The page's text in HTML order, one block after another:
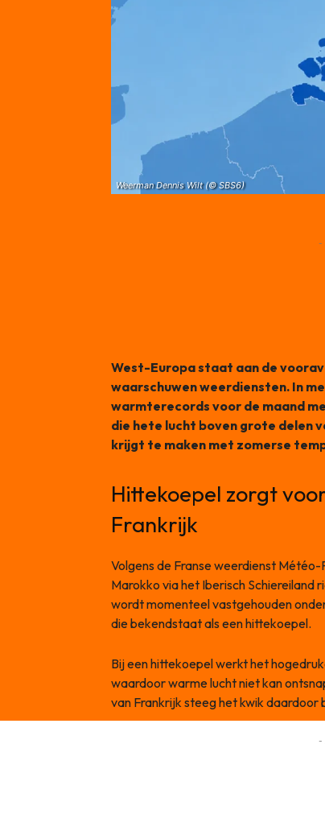
Weerman Dennis Wilt (© SBS6)
-
West-Europa staat aan de
waarschuwen weerdiensten. In
warmterecords voor de maand
die hete lucht boven grote delen
krijgt te maken met zomerse
Hittekoepel zorgt
Frankrijk
Volgens de Franse weerdienst
Marokko via het Iberisch Schiereiland
wordt momenteel vastgehouden
die bekendstaat als een hittekoepel.
Bij een hittekoepel werkt het
waardoor warme lucht niet kan
van Frankrijk steeg het kwik daardoor
-